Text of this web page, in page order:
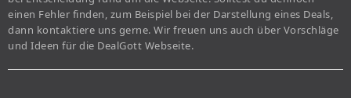
einen Fehler finden, zum Beispiel bei der Darstellung eines Deals,
dann kontaktiere uns gerne. Wir freuen uns auch über Vorschläge
und Ideen für die DealGott Webseite.